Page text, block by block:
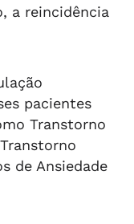
a reincidência
pacientes
Transtorno
de Ansiedade